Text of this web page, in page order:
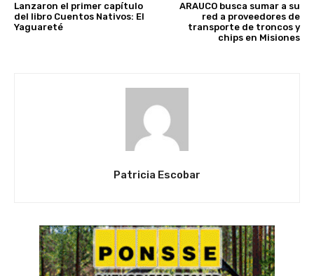
Lanzaron el primer capítulo
del libro Cuentos Nativos: El
Yaguareté
ARAUCO busca sumar a su
red a proveedores de
transporte de troncos y
chips en Misiones
Patricia Escobar